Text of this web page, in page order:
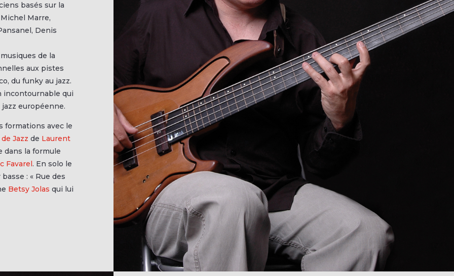
basés sur la
Marre,
Denis
de la
aux pistes
du funky au jazz.
incontournable qui
européenne.
formations avec le
Jazz de Laurent
dans la formule
Favarel. En solo le
: « Rue des
Betsy Jolas qui lui